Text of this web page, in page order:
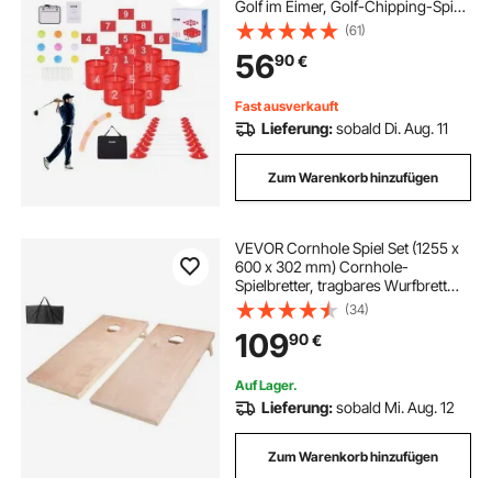
Golf im Eimer, Golf-Chipping-Spiel
für Familie, Erwachsene & Kinder,
tragbares Outdoor-Golfspiel für
Rasen, Hof, Camping, Park, Strand
(61)
5690€
Fast ausverkauft
Lieferung:sobald Di. Aug. 11
Zum Warenkorb hinzufügen
VEVOR Cornhole Spiel Set (1255 x
600 x 302 mm) Cornhole-
Spielbretter, tragbares Wurfbrett
aus Massivholz, Cornhole-Spiel für
Erwachsene, inkl. Tragetasche, für
Garten Hinterhof Strand Camping
(34)
10990€
Auf Lager.
Lieferung:sobald Mi. Aug. 12
Zum Warenkorb hinzufügen